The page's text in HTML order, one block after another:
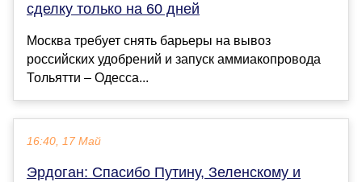
сделку только на 60 дней
Москва требует снять барьеры на вывоз
российских удобрений и запуск аммиакопровода
Тольятти – Одесса...
16:40, 17 Май
Эрдоган: Спасибо Путину, Зеленскому и